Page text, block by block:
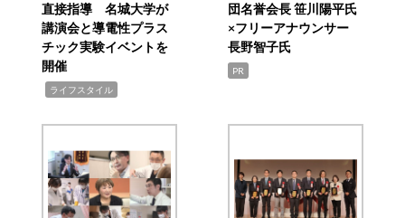
直接指導 名城大学が
講演会と導電性プラス
チック実験イベントを
開催
ライフスタイル
団名誉会長 笹川陽平氏
×フリーアナウンサー
長野智子氏
PR